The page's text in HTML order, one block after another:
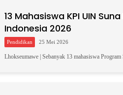
13 Mahasiswa KPI UIN
Indonesia 2026
Pendidikan 25 Mei 2026
Lhokseumawe | Sebanyak 13 mahasiswa